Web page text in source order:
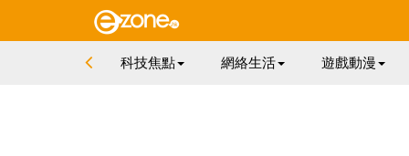
科技焦點 網絡生活 遊戲動漫